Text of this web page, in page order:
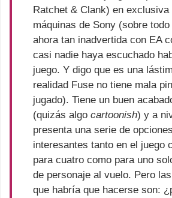
Ratchet & Clank) en exclusiva
máquinas de Sony (sobre
ahora tan inadvertida con EA
casi nadie haya escuchado
juego. Y digo que es una
realidad Fuse no tiene mala
jugado). Tiene un buen
(quizás algo cartoonish) y a
presenta una serie de
interesantes tanto en el juego
para cuatro como para uno
de personaje al vuelo. Pero
que habría que hacerse son: